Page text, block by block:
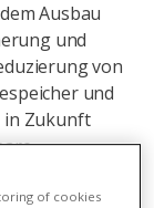
Ausbau
und
von
und
in Zukunft
of cookies